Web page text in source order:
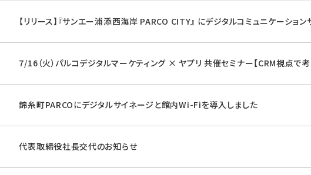
【リリース】『サンエー浦添西海岸 PARCO CITY』 にデジタルコミュニケーショ
7/16（火）パルコデジタルマーケティング × ヤプリ 共催セミナー【CRM視点で
錦糸町PARCOにデジタルサイネージと館内Wi-Fiを導入しました
代表取締役社長交代のお知らせ